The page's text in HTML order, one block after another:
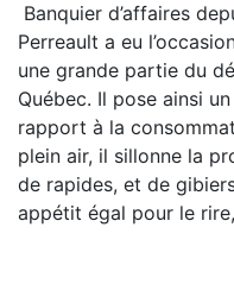
Banquier d’affaires
Perreault a eu
une grande partie du
Québec. Il pose ainsi
rapport à la
plein air, il sillonne la
de rapides, et de
appétit égal pour le